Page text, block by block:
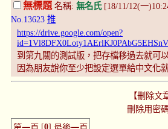
無標題名稱: 無名氏[18/11/12(一
No.13623 推
https://drive.google.com/open?
到第九關的測試版，把存檔移過去就可
因為朋友說你至少把設定選單給中文化
【刪除文
刪除用密
[0]